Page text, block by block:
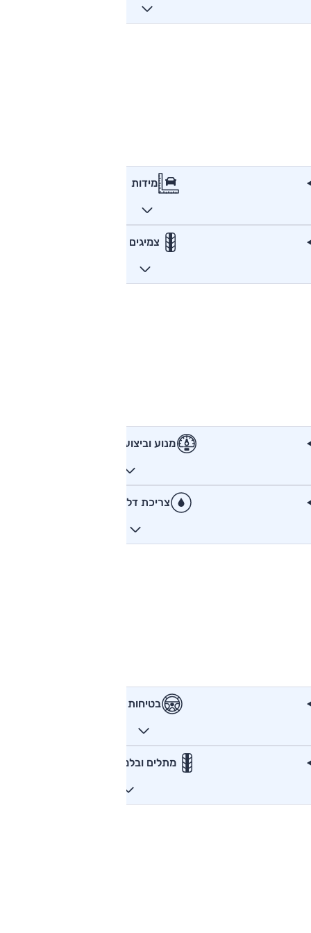
מידות
צמיגים
מנוע וביצועים
צריכת דלק
בטיחות
מתלים ובלמים